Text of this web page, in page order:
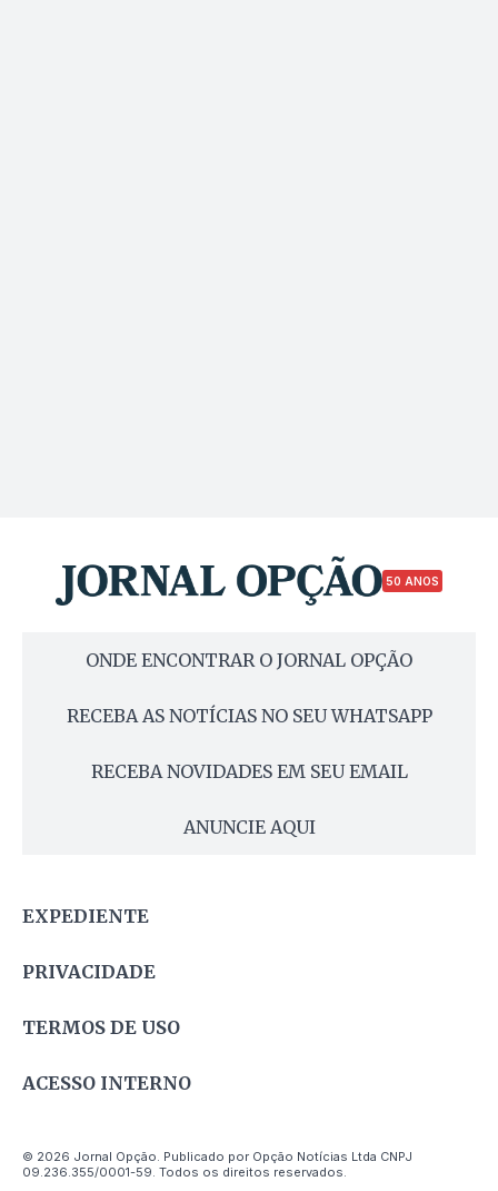
50 ANOS
ONDE ENCONTRAR O JORNAL OPÇÃO
RECEBA AS NOTÍCIAS NO SEU WHATSAPP
RECEBA NOVIDADES EM SEU EMAIL
ANUNCIE AQUI
EXPEDIENTE
PRIVACIDADE
TERMOS DE USO
ACESSO INTERNO
© 2026 Jornal Opção. Publicado por Opção Notícias Ltda CNPJ
09.236.355/0001-59. Todos os direitos reservados.